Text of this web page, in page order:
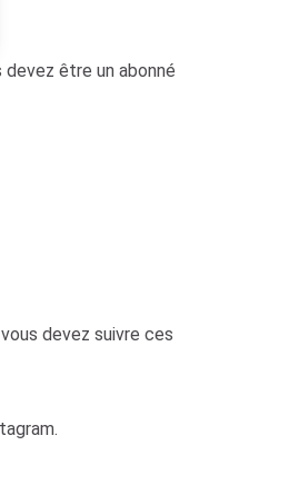
être un abonné
devez suivre ces